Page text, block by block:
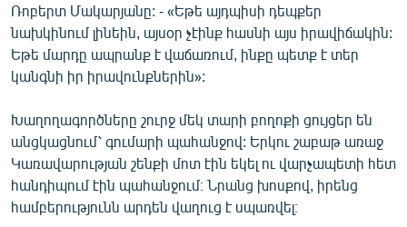
«Ազատության» բոլոր կայքերը
Ռոբերտ Մակարյանը: - «Եթե այդպիսի դեպքեր
նախկինում լինեին, այսօր չէինք հասնի այս իրավիճակին:
Եթե մարդը ապրանք է վաճառում, ինքը պետք է տեր
կանգնի իր իրավունքներին»:
Խաղողագործները շուրջ մեկ տարի բողոքի ցույցեր են
անցկացնում՝ գումարի պահանջով: Երկու շաբաթ առաջ
Կառավարության շենքի մոտ էին եկել ու վարչապետի հետ
հանդիպում էին պահանջում։ Նրանց խոսքով, իրենց
համբերությունն արդեն վաղուց է սպառվել։